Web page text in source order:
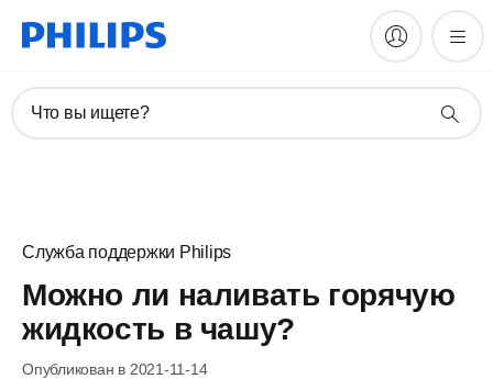
Что вы ищете?
Служба поддержки Philips
Можно ли наливать горячую
жидкость в чашу?
Опубликован в 2021-11-14